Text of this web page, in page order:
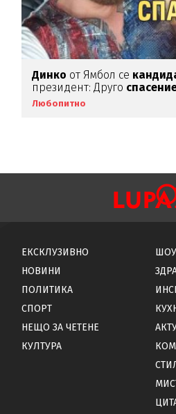
Динко от Ямбол се
президент: Друго
Любопитно
ЕКСКЛУЗИВНО
НОВИНИ
ПОЛИТИКА
СПОРТ
НЕЩО ЗА ЧЕТЕНЕ
КУЛТУРА
ШОУ